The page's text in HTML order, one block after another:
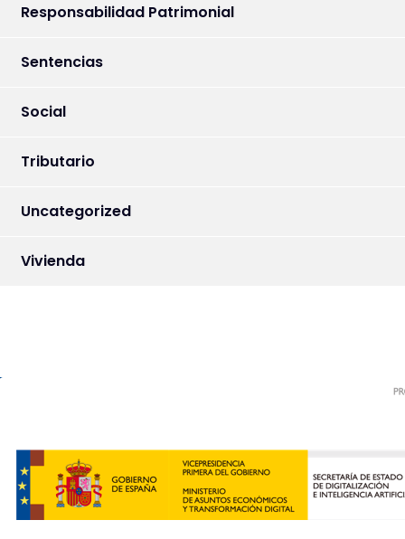
Responsabilidad Patrimonial
Sentencias
Social
Tributario
Uncategorized
Vivienda